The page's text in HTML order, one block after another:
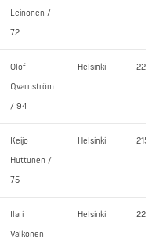
Leinonen /
72
Olof
Qvarnström
/ 94
Helsinki 220,0
Keijo
Huttunen /
75
Helsinki 215,0
Ilari
Valkonen
Helsinki 220,0